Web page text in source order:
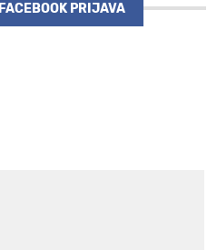
FACEBOOK PRIJAVA